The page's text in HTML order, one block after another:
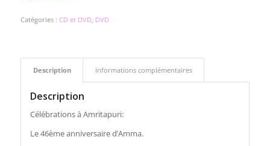
Catégories : CD et DVD, DVD
Description Informations complémentaires
Description
Célébrations à Amritapuri:
Le 46ème anniversaire d’Amma.